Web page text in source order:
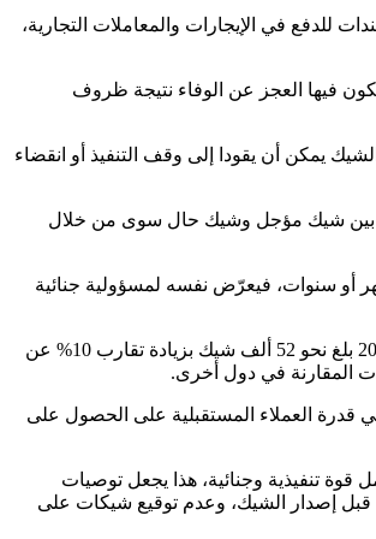
للدفع في الإيجارات والمعاملات التجارية،
فيها العجز عن الوفاء نتيجة ظروف
يمكن أن يقودا إلى وقف التنفيذ أو انقضاء
بين شيك مؤجل وشيك حال سوى من خلال
أو سنوات، فيعرّض نفسه لمسؤولية جنائية
إن بيانات مركز قطر للمعلومات الائتمانية أظهرت أن عدد الشيكات المرتجعة في الربع الثالث من عام 2023 بلغ نحو 52 ألف شيك بزيادة تقارب 10% عن
قدرة العملاء المستقبلية على الحصول على
قوة تنفيذية وجنائية، هذا يجعل توصيات
قبل إصدار الشيك، وعدم توقيع شيكات على